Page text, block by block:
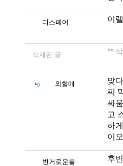
디스페어 이
삭제된 글 **
외할매
맞
찌
싸
고
하
이오
번거로운롤 후